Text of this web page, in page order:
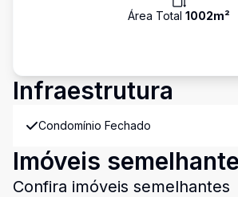
Área Total 1002m²
Infraestrutura
Condomínio Fechado
Imóveis
Confira imóveis semelhantes